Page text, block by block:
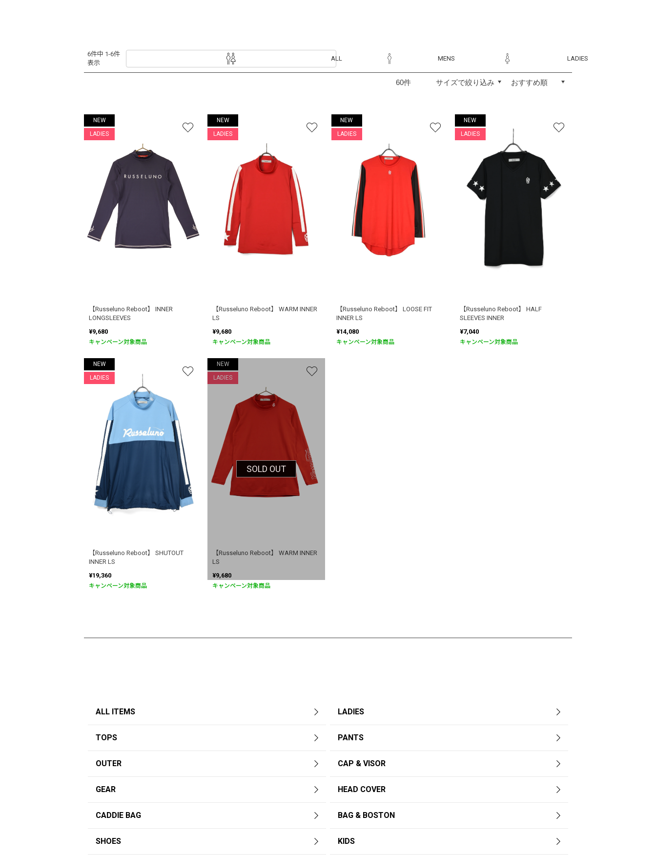
6件中 1-6件
表示
ALL MENS LADIES
NEW
LADIES
【Russeluno Reboot】 INNER
LONGSLEEVES
¥9,680
キャンペーン対象商品
NEW
LADIES
【Russeluno Reboot】 WARM INNER
LS
¥9,680
キャンペーン対象商品
NEW
LADIES
【Russeluno Reboot】 LOOSE FIT
INNER LS
¥14,080
キャンペーン対象商品
NEW
LADIES
【Russeluno Reboot】 HALF
SLEEVES INNER
¥7,040
キャンペーン対象商品
NEW
LADIES
【Russeluno Reboot】 SHUTOUT
INNER LS
¥19,360
キャンペーン対象商品
NEW
LADIES
【Russeluno Reboot】 WARM INNER
LS
¥9,680
キャンペーン対象商品
SOLD OUT
お買い物を続ける
ALL ITEMS LADIES
TOPS PANTS
OUTER CAP & VISOR
GEAR HEAD COVER
CADDIE BAG BAG & BOSTON
SHOES KIDS